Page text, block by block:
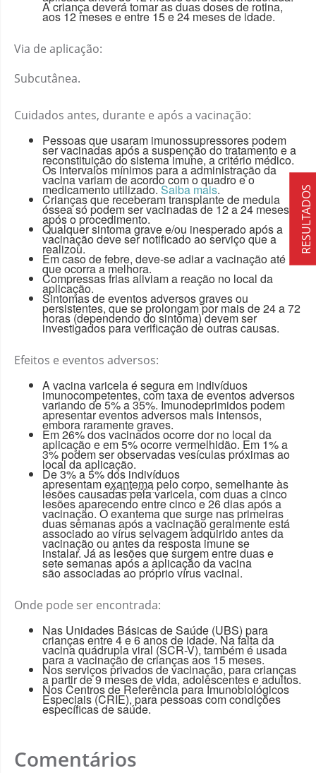
A criança deverá tomar as duas doses de rotina,
aos 12 meses e entre 15 e 24 meses de idade.
Via de aplicação:
Subcutânea.
Cuidados antes, durante e após a vacinação:
Pessoas que usaram imunossupressores podem
ser vacinadas após a suspenção do tratamento e a
reconstituição do sistema imune, a critério médico.
Os intervalos mínimos para a administração da
vacina variam de acordo com o quadro e o
medicamento utilizado.Saiba mais.
Crianças que receberam transplante de medula
óssea só podem ser vacinadas de 12 a 24 meses
após o procedimento.
Qualquer sintoma grave e/ou inesperado após a
vacinação deve ser notificado ao serviço que a
realizou.
Em caso de febre, deve-se adiar a vacinação até
que ocorra a melhora.
Compressas frias aliviam a reação no local da
aplicação.
Sintomas de eventos adversos graves ou
persistentes, que se prolongam por mais de 24 a 72
horas (dependendo do sintoma) devem ser
investigados para verificação de outras causas.
Efeitos e eventos adversos:
A vacina varicela é segura em indivíduos
imunocompetentes, com taxa de eventos adversos
variando de 5% a 35%. Imunodeprimidos podem
apresentar eventos adversos mais intensos,
embora raramente graves.
Em 26% dos vacinados ocorre dor no local da
aplicação e em 5% ocorre vermelhidão. Em 1% a
3% podem ser observadas vesículas próximas ao
local da aplicação.
De 3% a 5% dos indivíduos
apresentamexantemapelo corpo, semelhante às
lesões causadas pela varicela, com duas a cinco
lesões aparecendo entre cinco e 26 dias após a
vacinação. O exantema que surge nas primeiras
duas semanas após a vacinação geralmente está
associado ao vírus selvagem adquirido antes da
vacinação ou antes da resposta imune se
instalar. Já as lesões que surgem entre duas e
sete semanas após a aplicação da vacina
são associadas ao próprio vírus vacinal.
Onde pode ser encontrada:
Nas Unidades Básicas de Saúde (UBS) para
crianças entre 4 e 6 anos de idade. Na falta da
vacina quádrupla viral (SCR-V), também é usada
para a vacinação de crianças aos 15 meses.
Nos serviços privados de vacinação, para crianças
a partir de 9 meses de vida, adolescentes e adultos.
Nos Centros de Referência para Imunobiológicos
Especiais (CRIE), para pessoas com condições
específicas de saúde.
Comentários
RESULTADOS